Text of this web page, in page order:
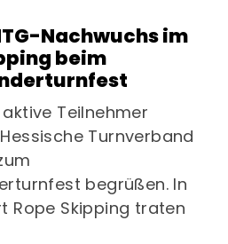
Nachwuchs im
beim
Teilnehmer
Turnverband
begrüßen. In
Rope Skipping traten